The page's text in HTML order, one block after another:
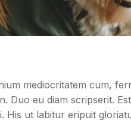
mediocritatem cum,
Duo eu diam scripserit.
His ut labitur eripuit